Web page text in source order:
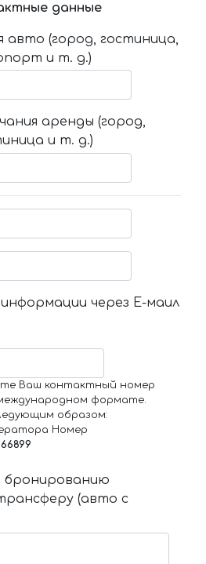
данные
авто (город, гостиница,
и т. д.)
аренды (город,
и т. д.)
через Е-маил
Ваш контактный номер
формате.
образом:
Номер
бронированию
(авто с